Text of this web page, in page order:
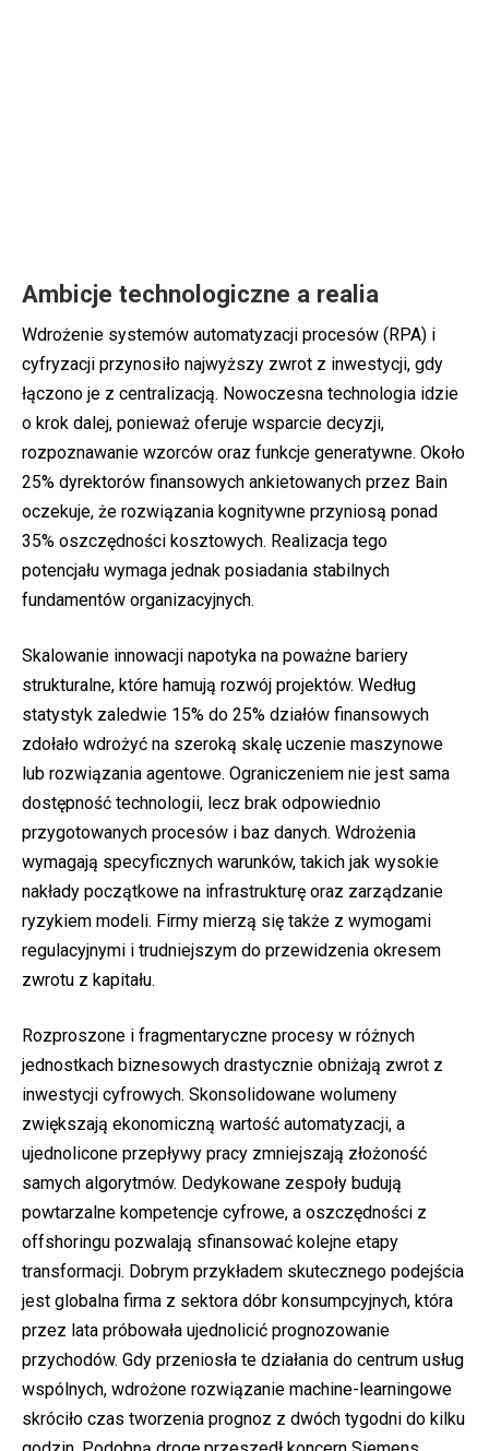
Ambicje technologiczne a realia
Wdrożenie systemów automatyzacji procesów (RPA) i
cyfryzacji przynosiło najwyższy zwrot z inwestycji, gdy
łączono je z centralizacją. Nowoczesna technologia idzie
o krok dalej, ponieważ oferuje wsparcie decyzji,
rozpoznawanie wzorców oraz funkcje generatywne. Około
25% dyrektorów finansowych ankietowanych przez Bain
oczekuje, że rozwiązania kognitywne przyniosą ponad
35% oszczędności kosztowych. Realizacja tego
potencjału wymaga jednak posiadania stabilnych
fundamentów organizacyjnych.
Skalowanie innowacji napotyka na poważne bariery
strukturalne, które hamują rozwój projektów. Według
statystyk zaledwie 15% do 25% działów finansowych
zdołało wdrożyć na szeroką skalę uczenie maszynowe
lub rozwiązania agentowe. Ograniczeniem nie jest sama
dostępność technologii, lecz brak odpowiednio
przygotowanych procesów i baz danych. Wdrożenia
wymagają specyficznych warunków, takich jak wysokie
nakłady początkowe na infrastrukturę oraz zarządzanie
ryzykiem modeli. Firmy mierzą się także z wymogami
regulacyjnymi i trudniejszym do przewidzenia okresem
zwrotu z kapitału.
Rozproszone i fragmentaryczne procesy w różnych
jednostkach biznesowych drastycznie obniżają zwrot z
inwestycji cyfrowych. Skonsolidowane wolumeny
zwiększają ekonomiczną wartość automatyzacji, a
ujednolicone przepływy pracy zmniejszają złożoność
samych algorytmów. Dedykowane zespoły budują
powtarzalne kompetencje cyfrowe, a oszczędności z
offshoringu pozwalają sfinansować kolejne etapy
transformacji. Dobrym przykładem skutecznego podejścia
jest globalna firma z sektora dóbr konsumpcyjnych, która
przez lata próbowała ujednolicić prognozowanie
przychodów. Gdy przeniosła te działania do centrum usług
wspólnych, wdrożone rozwiązanie machine-learningowe
skróciło czas tworzenia prognoz z dwóch tygodni do kilku